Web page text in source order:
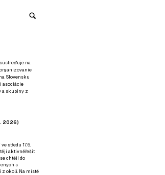
na
Slovensku
asociácie
a skupiny z
2026)
středu 17. 6.
aktivněřešit
chtějí do
s
okolí. Na místě